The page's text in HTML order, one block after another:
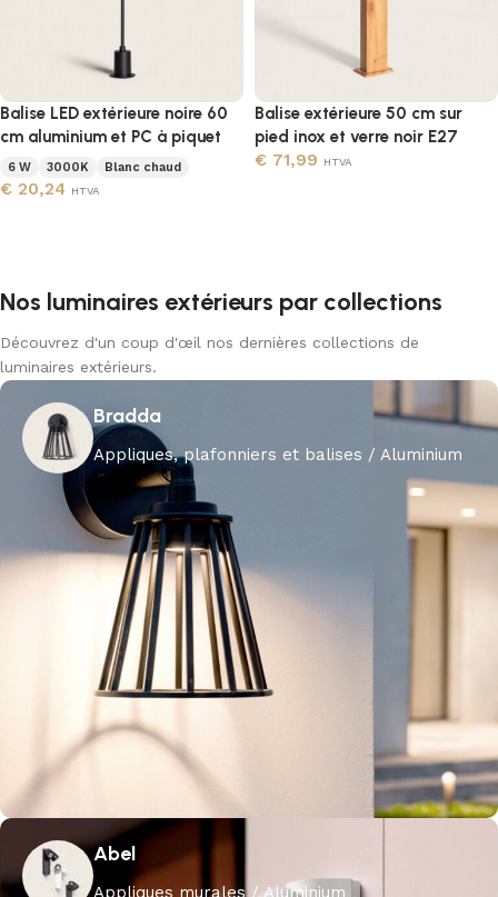
Balise LED extérieure noire 60
cm aluminium et PC à piquet
6 W 3000K Blanc chaud
€ 20,24 HTVA
Balise extérieure 50 cm sur
pied inox et verre noir E27
€ 71,99 HTVA
Nos luminaires extérieurs par collections
Découvrez d'un coup d'œil nos dernières collections de
luminaires extérieurs.
Bradda
Appliques, plafonniers et balises / Aluminium
Abel
Appliques murales / Aluminium